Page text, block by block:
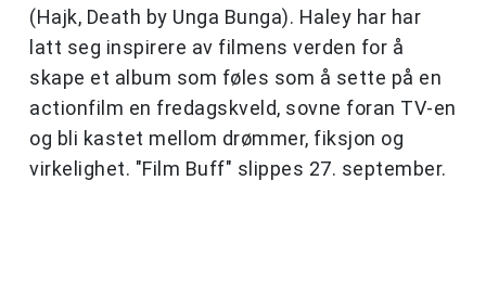
(Hajk, Death by Unga Bunga). Haley har har
latt seg inspirere av filmens verden for å
skape et album som føles som å sette på en
actionfilm en fredagskveld, sovne foran TV-en
og bli kastet mellom drømmer, fiksjon og
virkelighet. "Film Buff" slippes 27. september.